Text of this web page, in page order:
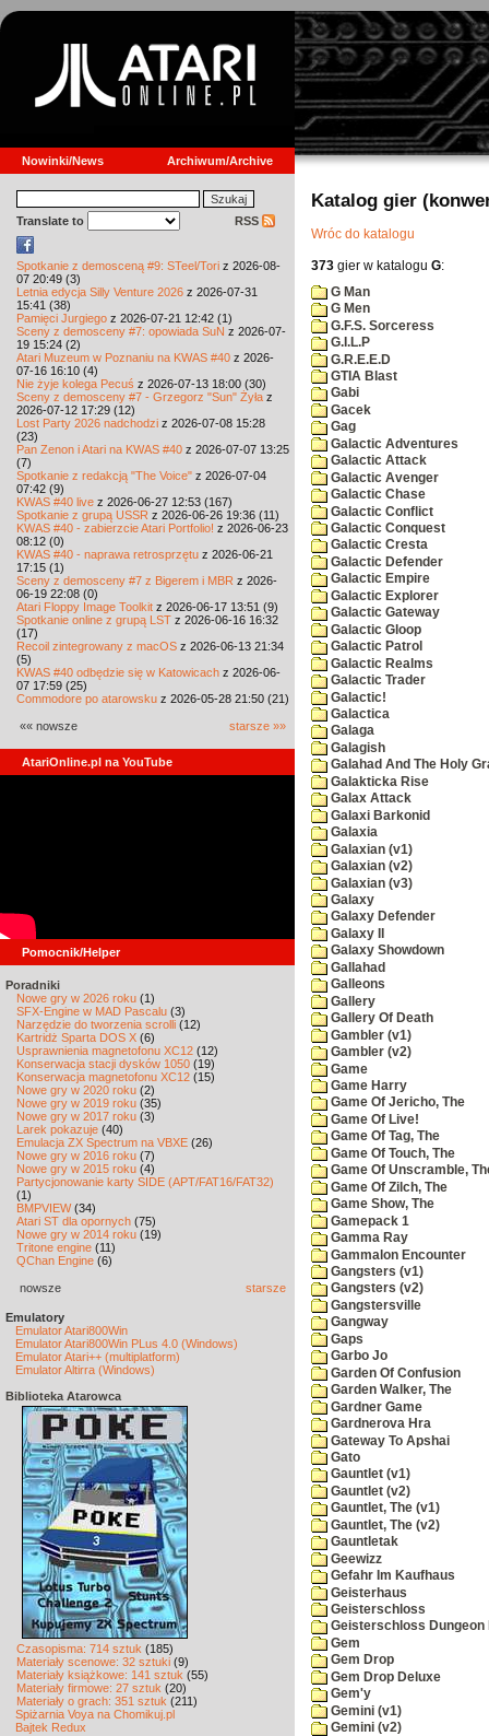
Nowinki/News Archiwum/Archive
Translate to RSS
Spotkanie z demosceną #9: STeel/Tori z 2026-08-
07 20:49 (3)
Letnia edycja Silly Venture 2026 z 2026-07-31
15:41 (38)
Pamięci Jurgiego z 2026-07-21 12:42 (1)
Sceny z demosceny #7: opowiada SuN z 2026-07-
19 15:24 (2)
Atari Muzeum w Poznaniu na KWAS #40 z 2026-
07-16 16:10 (4)
Nie żyje kolega Pecuś z 2026-07-13 18:00 (30)
Sceny z demosceny #7 - Grzegorz "Sun" Żyła z
2026-07-12 17:29 (12)
Lost Party 2026 nadchodzi z 2026-07-08 15:28
(23)
Pan Zenon i Atari na KWAS #40 z 2026-07-07 13:25
(7)
Spotkanie z redakcją "The Voice" z 2026-07-04
07:42 (9)
KWAS #40 live z 2026-06-27 12:53 (167)
Spotkanie z grupą USSR z 2026-06-26 19:36 (11)
KWAS #40 - zabierzcie Atari Portfolio! z 2026-06-23
08:12 (0)
KWAS #40 - naprawa retrosprzętu z 2026-06-21
17:15 (1)
Sceny z demosceny #7 z Bigerem i MBR z 2026-
06-19 22:08 (0)
Atari Floppy Image Toolkit z 2026-06-17 13:51 (9)
Spotkanie online z grupą LST z 2026-06-16 16:32
(17)
Recoil zintegrowany z macOS z 2026-06-13 21:34
(5)
KWAS #40 odbędzie się w Katowicach z 2026-06-
07 17:59 (25)
Commodore po atarowsku z 2026-05-28 21:50 (21)
«« nowsze starsze »»
AtariOnline.pl na YouTube
Pomocnik/Helper
Poradniki
Nowe gry w 2026 roku (1)
SFX-Engine w MAD Pascalu (3)
Narzędzie do tworzenia scrolli (12)
Kartridż Sparta DOS X (6)
Usprawnienia magnetofonu XC12 (12)
Konserwacja stacji dysków 1050 (19)
Konserwacja magnetofonu XC12 (15)
Nowe gry w 2020 roku (2)
Nowe gry w 2019 roku (35)
Nowe gry w 2017 roku (3)
Larek pokazuje (40)
Emulacja ZX Spectrum na VBXE (26)
Nowe gry w 2016 roku (7)
Nowe gry w 2015 roku (4)
Partycjonowanie karty SIDE (APT/FAT16/FAT32)
(1)
BMPVIEW(34)
Atari ST dla opornych (75)
Nowe gry w 2014 roku (19)
Tritone engine (11)
QChan Engine (6)
nowsze starsze
Emulatory
Emulator Atari800Win
Emulator Atari800Win PLus 4.0 (Windows)
Emulator Atari++ (multiplatform)
Emulator Altirra (Windows)
Biblioteka Atarowca
Czasopisma: 714 sztuk (185)
Materiały scenowe: 32 sztuki (9)
Materiały książkowe: 141 sztuk (55)
Materiały firmowe: 27 sztuk (20)
Materiały o grach: 351 sztuk (211)
Spiżarnia Voya na Chomikuj.pl
Bajtek Redux
Katalog gier
Wróc do katalogu
373 gier w katalogu G:
G Man
G Men
G.F.S. Sorceress
G.I.L.P
G.R.E.E.D
GTIA Blast
Gabi
Gacek
Gag
Galactic Adventures
Galactic Attack
Galactic Avenger
Galactic Chase
Galactic Conflict
Galactic Conquest
Galactic Cresta
Galactic Defender
Galactic Empire
Galactic Explorer
Galactic Gateway
Galactic Gloop
Galactic Patrol
Galactic Realms
Galactic Trader
Galactic!
Galactica
Galaga
Galagish
Galahad And The Holy
Galakticka Rise
Galax Attack
Galaxi Barkonid
Galaxia
Galaxian (v1)
Galaxian (v2)
Galaxian (v3)
Galaxy
Galaxy Defender
Galaxy II
Galaxy Showdown
Gallahad
Galleons
Gallery
Gallery Of Death
Gambler (v1)
Gambler (v2)
Game
Game Harry
Game Of Jericho, The
Game Of Live!
Game Of Tag, The
Game Of Touch, The
Game Of Unscramble,
Game Of Zilch, The
Game Show, The
Gamepack 1
Gamma Ray
Gammalon Encounter
Gangsters (v1)
Gangsters (v2)
Gangstersville
Gangway
Gaps
Garbo Jo
Garden Of Confusion
Garden Walker, The
Gardner Game
Gardnerova Hra
Gateway To Apshai
Gato
Gauntlet (v1)
Gauntlet (v2)
Gauntlet, The (v1)
Gauntlet, The (v2)
Gauntletak
Geewizz
Gefahr Im Kaufhaus
Geisterhaus
Geisterschloss
Geisterschloss Dungeon
Gem
Gem Drop
Gem Drop Deluxe
Gem'y
Gemini (v1)
Gemini (v2)